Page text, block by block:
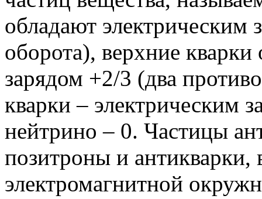
обладают
оборота), верхние
зарядом +2/3 (два
кварки – электрическим
нейтрино – 0. Частицы
позитроны и антикварки,
электромагнитной